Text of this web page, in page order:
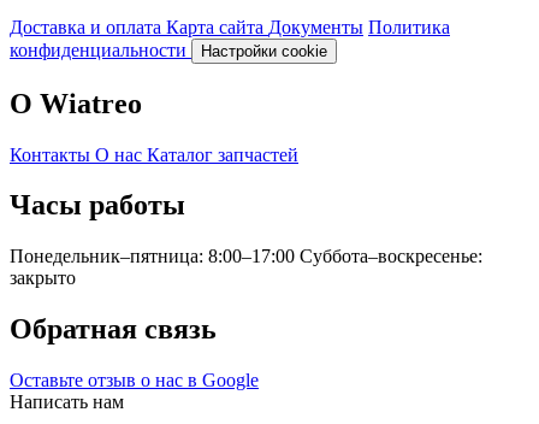
Доставка и оплата Карта сайта Документы Политика
конфиденциальности
Настройки cookie
О Wiatreo
Контакты О нас Каталог запчастей
Часы работы
Понедельник–пятница: 8:00–17:00 Суббота–воскресенье:
закрыто
Обратная связь
Оставьте отзыв о нас в Google
Написать нам